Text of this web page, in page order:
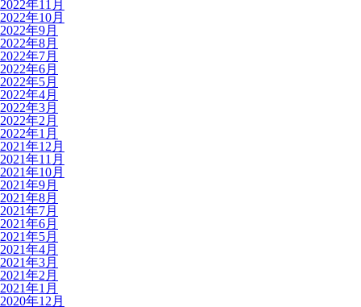
2022年11月
2022年10月
2022年9月
2022年8月
2022年7月
2022年6月
2022年5月
2022年4月
2022年3月
2022年2月
2022年1月
2021年12月
2021年11月
2021年10月
2021年9月
2021年8月
2021年7月
2021年6月
2021年5月
2021年4月
2021年3月
2021年2月
2021年1月
2020年12月